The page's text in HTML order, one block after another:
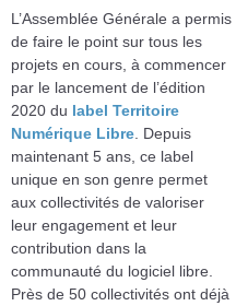
L’Assemblée Générale a permis
de faire le point sur tous les
projets en cours, à commencer
par le lancement de l’édition
2020 du label Territoire
Numérique Libre . Depuis
maintenant 5 ans, ce label
unique en son genre permet
aux collectivités de valoriser
leur engagement et leur
contribution dans la
communauté du logiciel libre.
Près de 50 collectivités ont déjà